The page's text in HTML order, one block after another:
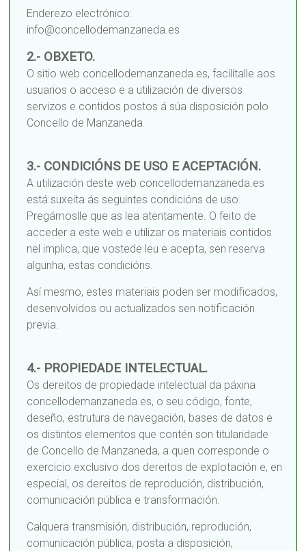
Enderezo electrónico:
info@concellodemanzaneda.es
2.- OBXETO.
O sitio web concellodemanzaneda.es, facilítalle aos
usuarios o acceso e a utilización de diversos
servizos e contidos postos á súa disposición polo
Concello de Manzaneda.
3.- CONDICIÓNS DE USO E ACEPTACIÓN.
A utilización deste web concellodemanzaneda.es
está suxeita ás seguintes condicións de uso.
Pregámoslle que as lea atentamente. O feito de
acceder a este web e utilizar os materiais contidos
nel implica, que vostede leu e acepta, sen reserva
algunha, estas condicións.
Así mesmo, estes materiais poden ser modificados,
desenvolvidos ou actualizados sen notificación
previa.
4.- PROPIEDADE INTELECTUAL.
Os dereitos de propiedade intelectual da páxina
concellodemanzaneda.es, o seu código, fonte,
deseño, estrutura de navegación, bases de datos e
os distintos elementos que contén son titularidade
de Concello de Manzaneda, a quen corresponde o
exercicio exclusivo dos dereitos de explotación e, en
especial, os dereitos de reprodución, distribución,
comunicación pública e transformación.
Calquera transmisión, distribución, reprodución,
comunicación pública, posta a disposición,